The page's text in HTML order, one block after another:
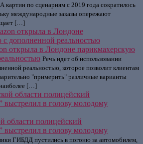
по сценариям с 2019 года сократилось
международные заказы опережают
[…]
открыла в Лондоне парикмахерскую
Речь идет об использовании
реальностью, которое позволит клиентам
"примерить" различные варианты
[…]
области полицейский
выстрелил в голову молодому
ГИБДД пустились в погоню за автомобилем,